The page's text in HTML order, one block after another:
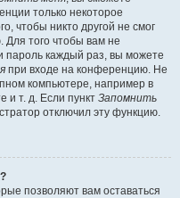
только некоторое
чтобы никто другой не смог
Для того чтобы вам не
пароль каждый раз, вы можете
при входе на конференцию. Не
компьютере, например в
и т. д. Если пункт Запомнить
отключил эту функцию.
позволяют вам оставаться